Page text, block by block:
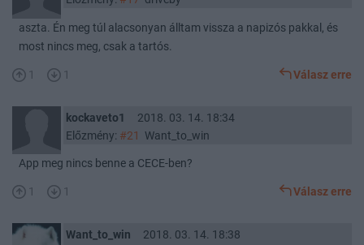
aszta. Én meg túl alacsonyan álltam vissza a napizós pakkal, és
most nincs meg, csak a tartós.
1 1 Válasz erre
kockaveto1
2018. 03. 14. 18:34
Előzmény: #21 Want_to_win
App meg nincs benne a CECE-ben?
1 1 Válasz erre
Want_to_win
2018. 03. 14. 18:38